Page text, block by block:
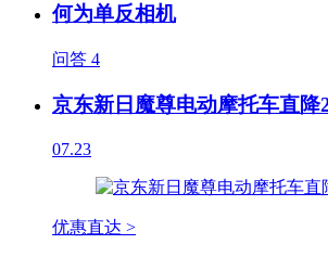
何为单反相机
问答 4
京东新日魔尊电动摩托车直降
07.23
优惠直达 >